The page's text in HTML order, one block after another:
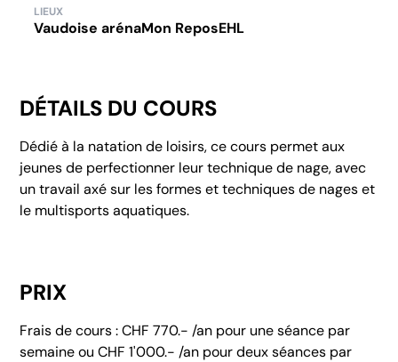
LIEUX
Vaudoise arénaMon ReposEHL
DÉTAILS DU COURS
Dédié à la natation de loisirs, ce cours permet aux
jeunes de perfectionner leur technique de nage, avec
un travail axé sur les formes et techniques de nages et
le multisports aquatiques.
PRIX
Frais de cours : CHF 770.- /an pour une séance par
semaine ou CHF 1'000.- /an pour deux séances par